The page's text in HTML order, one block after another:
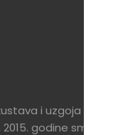
i uzgoja
godine smo